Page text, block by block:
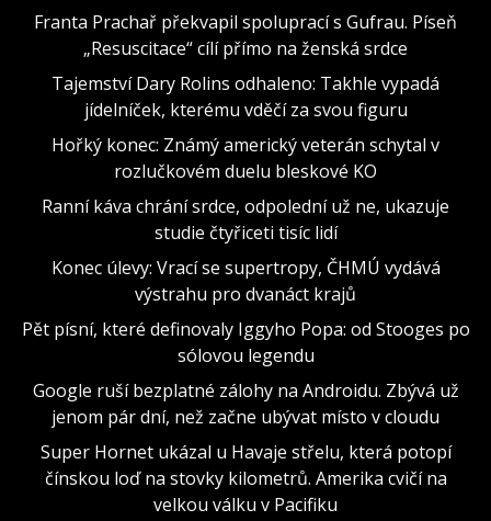
Franta Prachař překvapil spoluprací s Gufrau. Píseň
„Resuscitace“ cílí přímo na ženská srdce
Tajemství Dary Rolins odhaleno: Takhle vypadá
jídelníček, kterému vděčí za svou figuru
Hořký konec: Známý americký veterán schytal v
rozlučkovém duelu bleskové KO
Ranní káva chrání srdce, odpolední už ne, ukazuje
studie čtyřiceti tisíc lidí
Konec úlevy: Vrací se supertropy, ČHMÚ vydává
výstrahu pro dvanáct krajů
Pět písní, které definovaly Iggyho Popa: od Stooges po
sólovou legendu
Google ruší bezplatné zálohy na Androidu. Zbývá už
jenom pár dní, než začne ubývat místo v cloudu
Super Hornet ukázal u Havaje střelu, která potopí
čínskou loď na stovky kilometrů. Amerika cvičí na
velkou válku v Pacifiku